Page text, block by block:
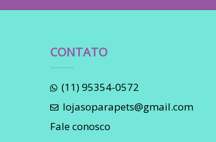
CONTATO
(11) 95354-0572
lojasoparapets@gmail.com
Fale conosco